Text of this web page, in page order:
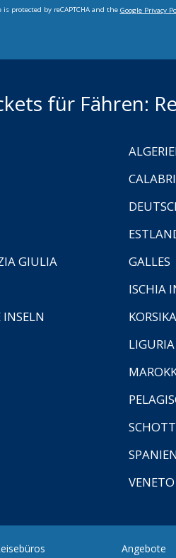
is protected by reCAPTCHA and the Google Privacy
für Fähren:
GIULIA
GALLES
ISCHIA
INSELN
KORSIKA
LIGURIA
VENETO
Angebote